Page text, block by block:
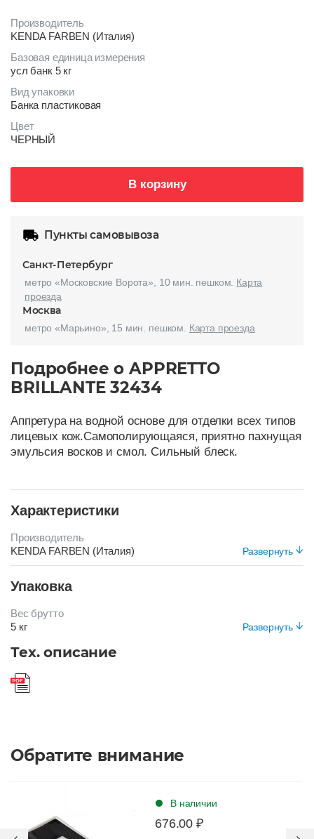
Производитель
KENDA FARBEN (Италия)
Базовая единица измерения
усл банк 5 кг
Вид упаковки
Банка пластиковая
Цвет
ЧЕРНЫЙ
В корзину
Пункты самовывоза
Санкт-Петербург
метро «Московские Ворота», 10 мин. пешком. Карта
проезда
Москва
метро «Марьино», 15 мин. пешком. Карта проезда
Подробнее о APPRETTO
BRILLANTE 32434
Аппретура на водной основе для отделки всех типов
лицевых кож.Самополирующаяся, приятно пахнущая
эмульсия восков и смол. Сильный блеск.
Характеристики
Развернуть
Производитель
KENDA FARBEN (Италия)
Нет
24 месяца
ЧЕРНЫЙ
Упаковка
Развернуть
Вес брутто
5 кг
Вид упаковки
Банка пластиковая
Тех. описание
Обратите внимание
В наличии
676.00 ₽